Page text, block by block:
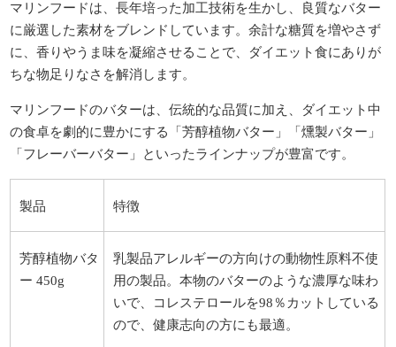
マリンフードは、長年培った加工技術を生かし、良質なバター
に厳選した素材をブレンドしています。余計な糖質を増やさず
に、香りやうま味を凝縮させることで、ダイエット食にありが
ちな物足りなさを解消します。
マリンフードのバターは、伝統的な品質に加え、ダイエット中
の食卓を劇的に豊かにする「芳醇植物バター」「燻製バター」
「フレーバーバター」といったラインナップが豊富です。
製品 特徴
芳醇植物バタ
ー 450g
乳製品アレルギーの方向けの動物性原料不使
用の製品。本物のバターのような濃厚な味わ
いで、コレステロールを98 ％カットしている
ので、健康志向の方にも最適。